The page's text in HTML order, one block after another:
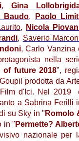
, Gina
Baudo,
Paolo
,
Nicola
, Saverio
, Carlo Vanzina
nella
of future 2018",
prodotta da
Film d'Ici. Nel 2019
a Sabrina Ferilli
su Sky in " Romolo
in " Permette?
nazionale per